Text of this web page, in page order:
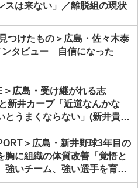
スは来ない」／離脱組の現状
つけたもの＞広島・佐々木泰
ンタビュー 自信になった
＞広島・受け継がれる志
新井カープ「近道なんかな
とうまくならない」(新井貴浩
＞広島・新井野球3年目の
に組織の体質改善「覚悟と
強いチーム、強い選手を育て
井貴浩)